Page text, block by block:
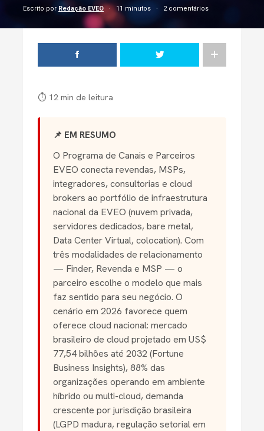
Escrito por Redação EVEO 11 minutos 2 comentários
⏱ 12 min de leitura
📌 EM RESUMO
O Programa de Canais e Parceiros
EVEO conecta revendas, MSPs,
integradores, consultorias e cloud
brokers ao portfólio de infraestrutura
nacional da EVEO (nuvem privada,
servidores dedicados, bare metal,
Data Center Virtual, colocation). Com
três modalidades de relacionamento
— Finder, Revenda e MSP — o
parceiro escolhe o modelo que mais
faz sentido para seu negócio. O
cenário em 2026 favorece quem
oferece cloud nacional: mercado
brasileiro de cloud projetado em US$
77,54 bilhões até 2032 (Fortune
Business Insights), 88% das
organizações operando em ambiente
híbrido ou multi-cloud, demanda
crescente por jurisdição brasileira
(LGPD madura, regulação setorial em